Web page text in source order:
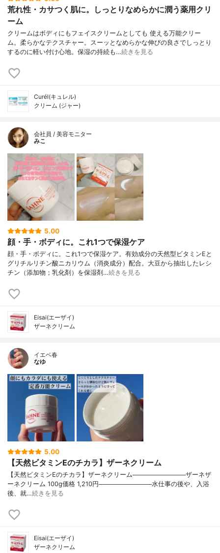
荒れ性・カサつく肌に。しっとりなめらかに潤う薬用クリ
ーム
クリームはボディにもフェイスクリームとしても 使える万能クリー
ム。柔らかなテクスチャー。スーッとなめらかな伸びの良さでしっとり
するのに軽い付け心地。保湿の持続も…続きを見る
Curél(キュレル)
クリーム (ジャー)
会社員 / 美容モニター
みこ
5.00
顔・手・ボディに。これ1つで保湿ケア
顔・手・ボディに。これ1つで保湿ケア。有効成分の天然型ビタミンEと
グリチルリチン酸ニカリウム（消炎成分）配合。大豆から抽出したレシ
チン（添加物；乳化剤）を保湿剤…続きを見る
Eisai(エーザイ)
ザーネクリーム
イエベ春
なゆ
5.00
【天然ビタミンEのチカラ】ザーネクリーム
【天然ビタミンEのチカラ】ザーネクリーム────────────ザーネザ
ーネクリーム 100g価格 1,210円────────────水仕事の後や、入浴
後、就…続きを見る
Eisai(エーザイ)
ザーネクリーム